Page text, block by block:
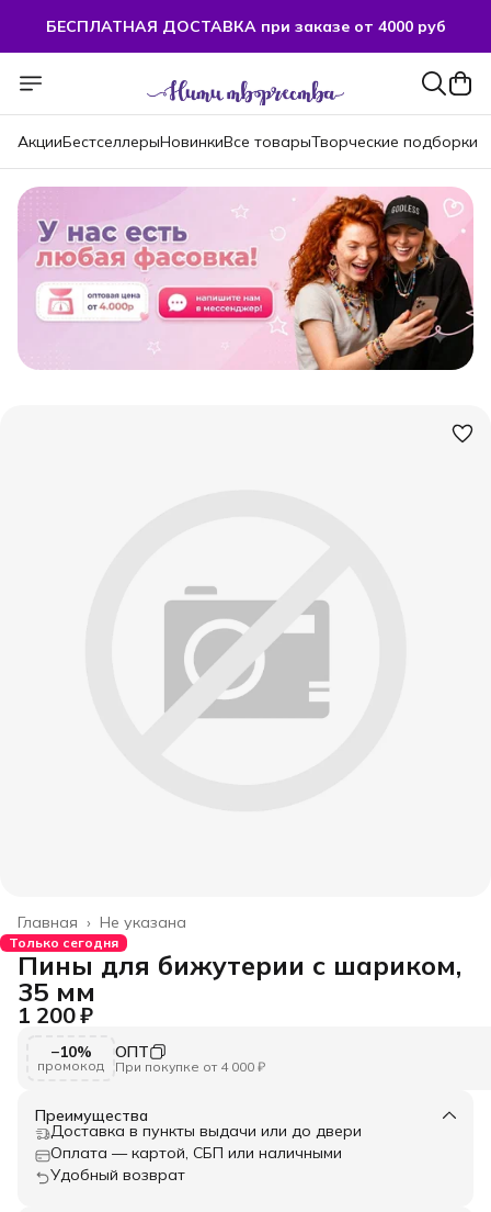
БЕСПЛАТНАЯ ДОСТАВКА при заказе от 4000 руб
АкцииБестселлерыНовинкиВсе товарыТворческие подборки
Не указана
Главная ›
Только сегодня
Пины для бижутерии с шариком,
35 мм
1 200 ₽
−10%
промокод
ОПТ
При покупке от 4 000 ₽
Преимущества
Доставка в пункты выдачи или до двери
Оплата — картой, СБП или наличными
Удобный возврат